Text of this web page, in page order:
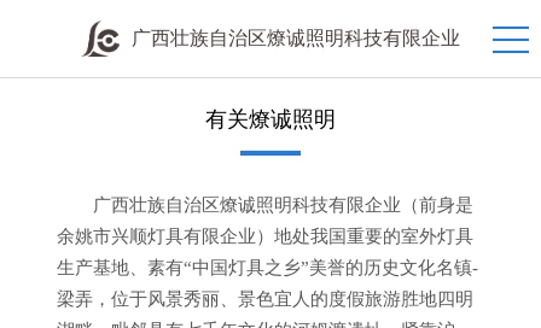
广西壮族自治区燎诚照明科技有限企业
有关燎诚照明
广西壮族自治区燎诚照明科技有限企业（前身是
余姚市兴顺灯具有限企业）地处我国重要的室外灯具
生产基地、素有“中国灯具之乡”美誉的历史文化名镇-
梁弄，位于风景秀丽、景色宜人的度假旅游胜地四明